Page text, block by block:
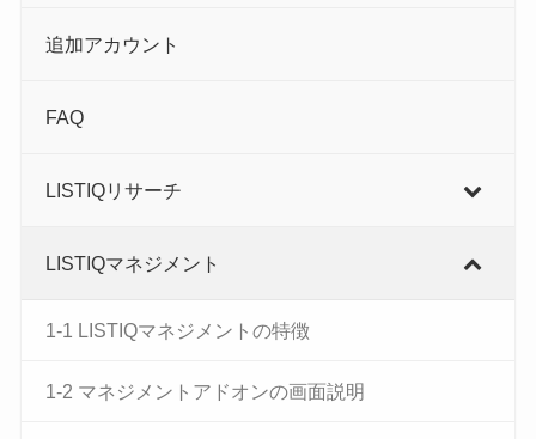
追加アカウント
FAQ
LISTIQリサーチ
LISTIQマネジメント
1-1 LISTIQマネジメントの特徴
1-2 マネジメントアドオンの画面説明